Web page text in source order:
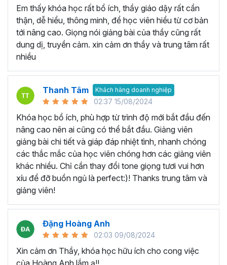
nhanh chóng và tiện lợi nhất bởi giảng viên dày dặn kinh
nghiệm.
Khóa Google Sheets bao gồm5 Chương, 45 bài giảng,
8h 48m giờ
đi từ phần kiến thức căn bản, các thao tác cơ
dụng kết hợp các hàm đểphân tích dữ liệuvà lập bản báo
cáo trên Google trang tính.
Bạn sẽ nắm vững các công thức mới và tìm hiểu chức
năng mới để có thể tìm ra những cách tốt hơn để thiết lập
bảng tính hiện có của mình. Khóa học Google Sheets
online này có rất nhiều ví dụ thực tế trong công việc, giúp
bạn hình thành tư duy xử lý vấn đề với Google Sheet.
Khóa học Google Sheet này
dành cho ai?
trong công việc, thì khóa học này hoàn toàn phù hợp với
bạn. Đặc biệt là với:
Người mới bắt đầu sử dụng Google Sheet, hoặc sử
Em thấy khóa học rất bổ ích, thầy giáo dậy rất cẩn
thận, dễ hiểu, thông minh, để học viên hiểu từ cơ bản
tới nâng cao. Giọng nói giảng bài của thầy cũng rất
dung dị, truyền cảm. xin cảm ơn thầy và trung tâm rất
nhiều
Thanh Tâm Khách hàng doanh nghiệp
02:37 15/08/2024
Khóa học bổ ích, phù hợp từ trình độ mới bắt đầu đến
nâng cao nên ai cũng có thể bắt đầu. Giảng viên
giảng bài chi tiết và giáp đáp nhiệt tình, nhanh chóng
các thắc mắc của học viên chóng hơn các giảng viên
khác nhiều. Chỉ cần thay đổi tone giọng tươi vui hơn
xíu để đỡ buồn ngủ là perfect:)! Thanks trung tâm và
giảng viên!
Đặng Hoàng Anh
02:03 09/08/2024
Xin cảm ơn Thầy, khóa học hữu ích cho cong việc